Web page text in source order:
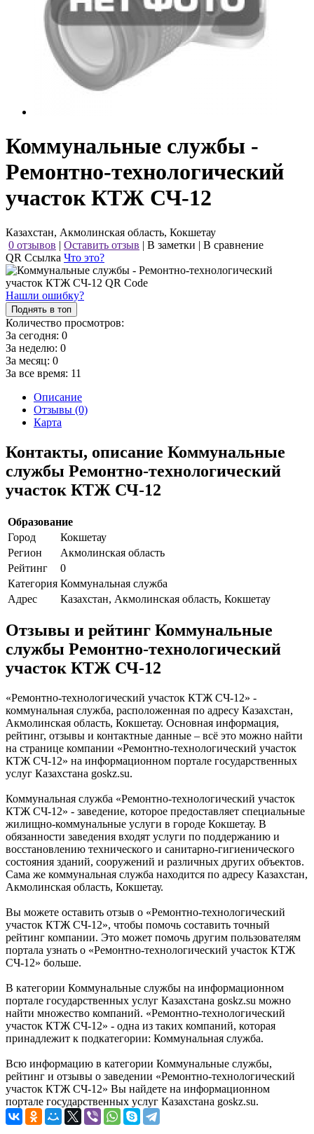
Коммунальные службы -
Ремонтно-технологический
участок КТЖ СЧ-12
Казахстан, Акмолинская область, Кокшетау
0 отзывов | Оставить отзыв | В заметки | В сравнение
QR Ссылка Что это?
Нашли ошибку?
Поднять в топ
Количество просмотров:
За сегодня: 0
За неделю: 0
За месяц: 0
За все время: 11
Описание
Отзывы (0)
Карта
Контакты, описание Коммунальные
службы Ремонтно-технологический
участок КТЖ СЧ-12
Образование
Город
Кокшетау
Регион
Акмолинская область
Рейтинг
0
Категория Коммунальная служба
Адрес
Казахстан, Акмолинская область, Кокшетау
Отзывы и рейтинг Коммунальные
службы Ремонтно-технологический
участок КТЖ СЧ-12
«Ремонтно-технологический участок КТЖ СЧ-12» -
коммунальная служба, расположенная по адресу Казахстан,
Акмолинская область, Кокшетау. Основная информация,
рейтинг, отзывы и контактные данные – всё это можно найти
на странице компании «Ремонтно-технологический участок
КТЖ СЧ-12» на информационном портале государственных
услуг Казахстана goskz.su.
Коммунальная служба «Ремонтно-технологический участок
КТЖ СЧ-12» - заведение, которое предоставляет специальные
жилищно-коммунальные услуги в городе Кокшетау. В
обязанности заведения входят услуги по поддержанию и
восстановлению технического и санитарно-гигиенического
состояния зданий, сооружений и различных других объектов.
Сама же коммунальная служба находится по адресу Казахстан,
Акмолинская область, Кокшетау.
Вы можете оставить отзыв о «Ремонтно-технологический
участок КТЖ СЧ-12», чтобы помочь составить точный
рейтинг компании. Это может помочь другим пользователям
портала узнать о «Ремонтно-технологический участок КТЖ
СЧ-12» больше.
В категории Коммунальные службы на информационном
портале государственных услуг Казахстана goskz.su можно
найти множество компаний. «Ремонтно-технологический
участок КТЖ СЧ-12» - одна из таких компаний, которая
принадлежит к подкатегории: Коммунальная служба.
Всю информацию в категории Коммунальные службы,
рейтинг и отзывы о заведении «Ремонтно-технологический
участок КТЖ СЧ-12» Вы найдете на информационном
портале государственных услуг Казахстана goskz.su.